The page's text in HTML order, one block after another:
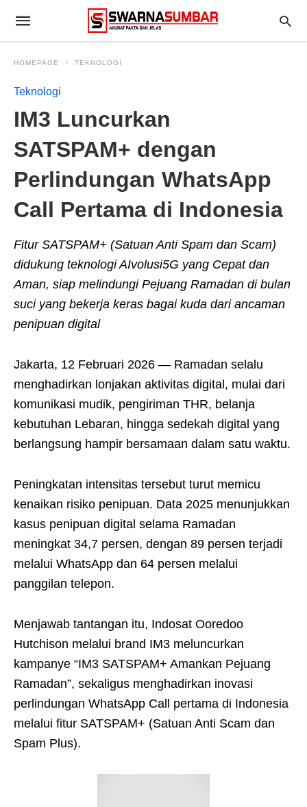
HOMEPAGE TEKNOLOGI
Teknologi
IM3 Luncurkan
SATSPAM+ dengan
Perlindungan WhatsApp
Call Pertama di Indonesia
Fitur SATSPAM+ (Satuan Anti Spam dan Scam)
didukung teknologi AIvolusi5G yang Cepat dan
Aman, siap melindungi Pejuang Ramadan di bulan
suci yang bekerja keras bagai kuda dari ancaman
penipuan digital
Jakarta, 12 Februari 2026 — Ramadan selalu
menghadirkan lonjakan aktivitas digital, mulai dari
komunikasi mudik, pengiriman THR, belanja
kebutuhan Lebaran, hingga sedekah digital yang
berlangsung hampir bersamaan dalam satu waktu.
Peningkatan intensitas tersebut turut memicu
kenaikan risiko penipuan. Data 2025 menunjukkan
kasus penipuan digital selama Ramadan
meningkat 34,7 persen, dengan 89 persen terjadi
melalui WhatsApp dan 64 persen melalui
panggilan telepon.
Menjawab tantangan itu, Indosat Ooredoo
Hutchison melalui brand IM3 meluncurkan
kampanye “IM3 SATSPAM+ Amankan Pejuang
Ramadan”, sekaligus menghadirkan inovasi
perlindungan WhatsApp Call pertama di Indonesia
melalui fitur SATSPAM+ (Satuan Anti Scam dan
Spam Plus).